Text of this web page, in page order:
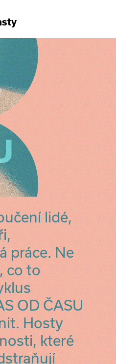
lidé,
práce. Ne
co to
OD ČASU
Hosty
které